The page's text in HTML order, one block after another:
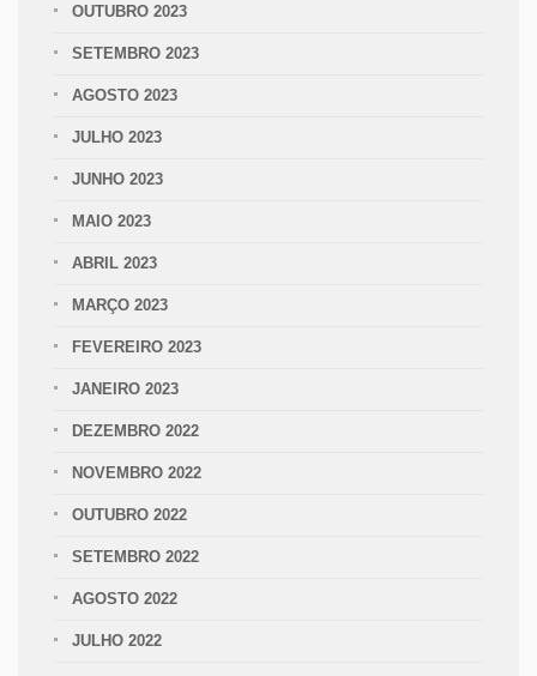
OUTUBRO 2023
SETEMBRO 2023
AGOSTO 2023
JULHO 2023
JUNHO 2023
MAIO 2023
ABRIL 2023
MARÇO 2023
FEVEREIRO 2023
JANEIRO 2023
DEZEMBRO 2022
NOVEMBRO 2022
OUTUBRO 2022
SETEMBRO 2022
AGOSTO 2022
JULHO 2022